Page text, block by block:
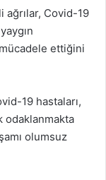
ağrılar, Covid-19
ettiğini
19 hastaları,
odaklanmakta
olumsuz